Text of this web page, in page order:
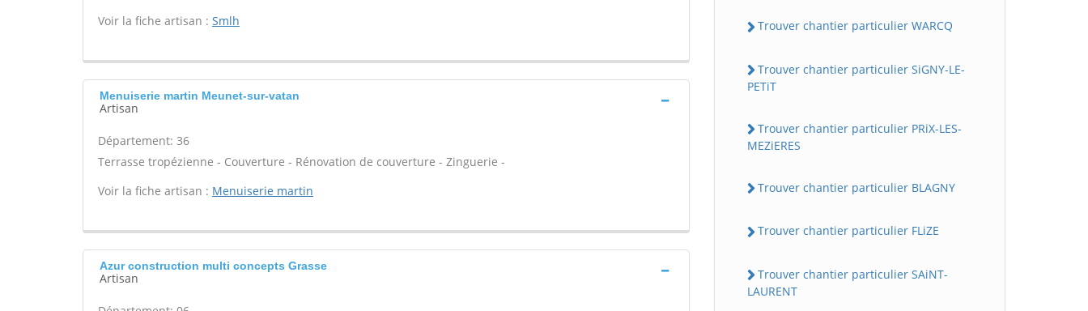
Voir la fiche artisan : Smlh
Menuiserie martin Meunet-sur-vatan
Artisan
Département: 36
Terrasse tropézienne - Couverture - Rénovation de couverture - Zinguerie -
Voir la fiche artisan : Menuiserie martin
Azur construction multi concepts Grasse
Artisan
Trouver chantier particulier WARCQ
Trouver chantier particulier SiGNY-LE-
PETiT
Trouver chantier particulier PRiX-LES-
MEZiERES
Trouver chantier particulier BLAGNY
Trouver chantier particulier FLiZE
Trouver chantier particulier SAiNT-
LAURENT